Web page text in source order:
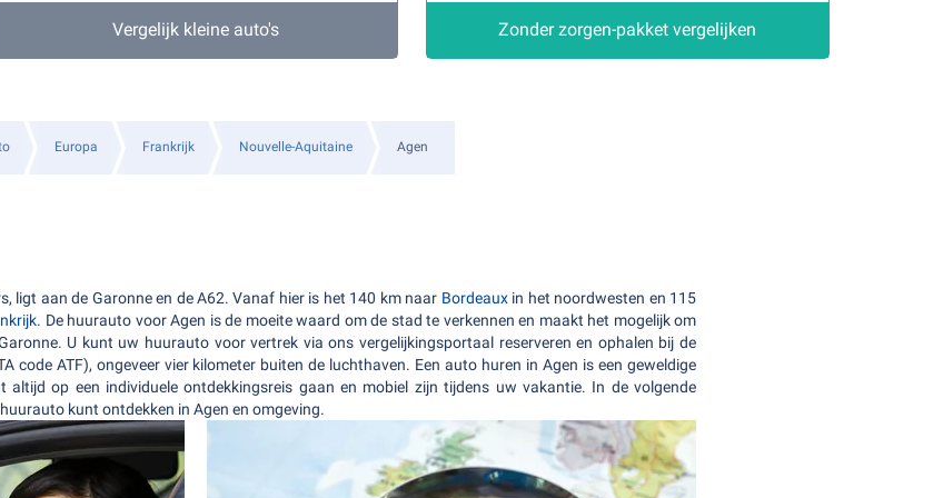
Vergelijk kleine auto's Zonder zorgen-pakket vergelijken
Europa Frankrijk Nouvelle-Aquitaine Agen
ligt aan de Garonne en de A62. Vanaf hier is het 140 km naar Bordeaux in het noordwesten en 115
. De huurauto voor Agen is de moeite waard om de stad te verkennen en maakt het mogelijk om
U kunt uw huurauto voor vertrek via ons vergelijkingsportaal reserveren en ophalen bij de
code ATF), ongeveer vier kilometer buiten de luchthaven. Een auto huren in Agen is een geweldige
op een individuele ontdekkingsreis gaan en mobiel zijn tijdens uw vakantie. In de volgende
kunt ontdekken in Agen en omgeving.